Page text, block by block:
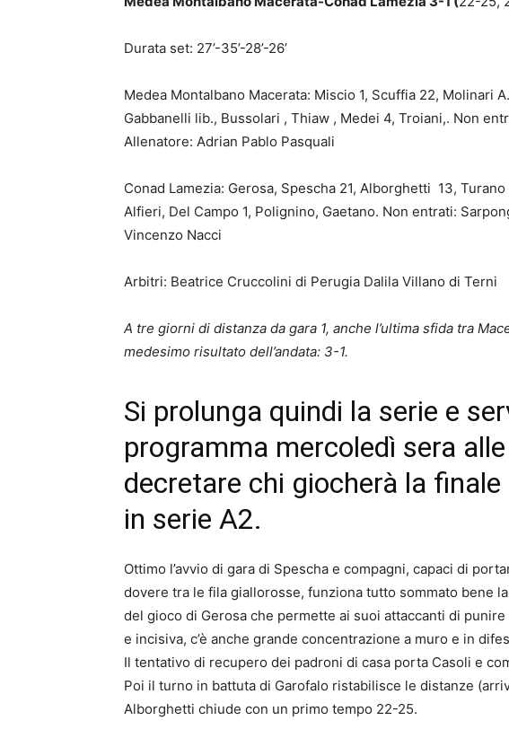
Durata set: 27’-35’-28’-26’
Medea Montalbano Macerata: Miscio 1, Scuffia 22, Molinari
Gabbanelli lib., Bussolari , Thiaw , Medei 4, Troiani,. Non
Allenatore: Adrian Pablo Pasquali
Conad Lamezia: Gerosa, Spescha 21, Alborghetti 13,
Alfieri, Del Campo 1, Polignino, Gaetano. Non entrati:
Vincenzo Nacci
Arbitri: Beatrice Cruccolini di Perugia Dalila Villano di Terni
A tre giorni di distanza da gara 1, anche l’ultima sfida tra
medesimo risultato dell’andata: 3-1.
Si prolunga quindi la serie e
programma mercoledì sera
decretare chi giocherà la
in serie A2.
Ottimo l’avvio di gara di Spescha e compagni, capaci di
dovere tra le fila giallorosse, funziona tutto sommato bene
del gioco di Gerosa che permette ai suoi attaccanti di
e incisiva, c’è anche grande concentrazione a muro e in
Il tentativo di recupero dei padroni di casa porta Casoli e
Poi il turno in battuta di Garofalo ristabilisce le distanze
Alborghetti chiude con un primo tempo 22-25.